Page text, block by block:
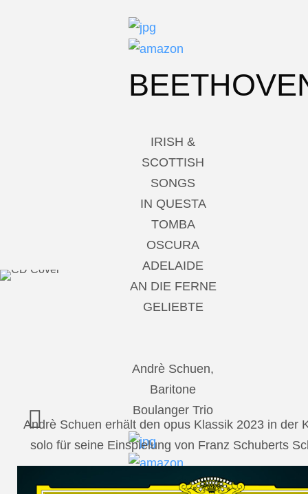
IRISH &
SCOTTISH
SONGS
IN QUESTA
TOMBA
OSCURA
ADELAIDE
AN DIE FERNE
GELIEBTE
Andrè Schuen,
Baritone
Boulanger Trio
Andrè Schuen erhält den opus Klassik 2023 in der
solo für seine Einspielung von Franz Schuberts